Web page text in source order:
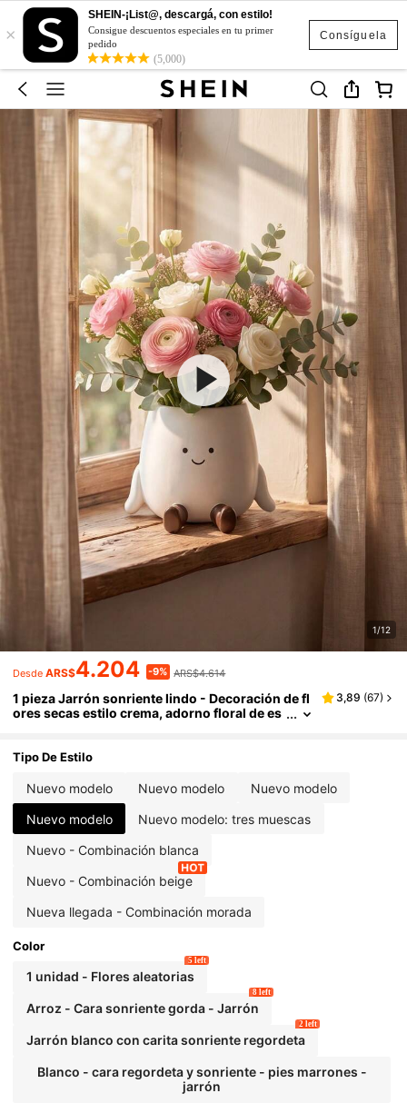
Consíguela
×
SHEIN-¡List@, descargá, con estilo!
Consigue descuentos especiales en tu primer
pedido
(5,000)
1/12
Desde ARS$4.204 -9% ARS$4.614
1 pieza Jarrón sonriente lindo - Decoración de fl
ores secas estilo crema, adorno floral de es
coración estilo nórdico, decoración de entrada
centro de mesa de escritorio
3,89 (67)
Tipo De Estilo
Nuevo modelo Nuevo modelo Nuevo modelo
Nuevo modelo Nuevo modelo: tres muescas
Nuevo - Combinación blanca
Nuevo - Combinación beige
Nueva llegada - Combinación morada
Color
1 unidad - Flores aleatorias
5 left
Arroz - Cara sonriente gorda - Jarrón
8 left
Jarrón blanco con carita sonriente regordeta
2 left
Blanco - cara regordeta y sonriente - pies marrones -
jarrón